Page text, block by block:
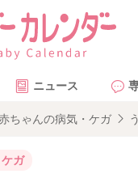
ニュース
ちゃんの病気・ケガ
ガ